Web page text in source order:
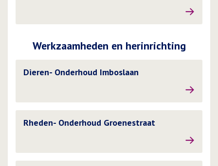
Werkzaamheden en herinrichting
Dieren- Onderhoud Imboslaan
Rheden- Onderhoud Groenestraat